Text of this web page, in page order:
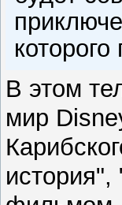
В этом
мир